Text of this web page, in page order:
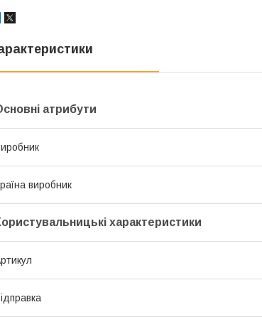
атрибути
виробник
характеристики